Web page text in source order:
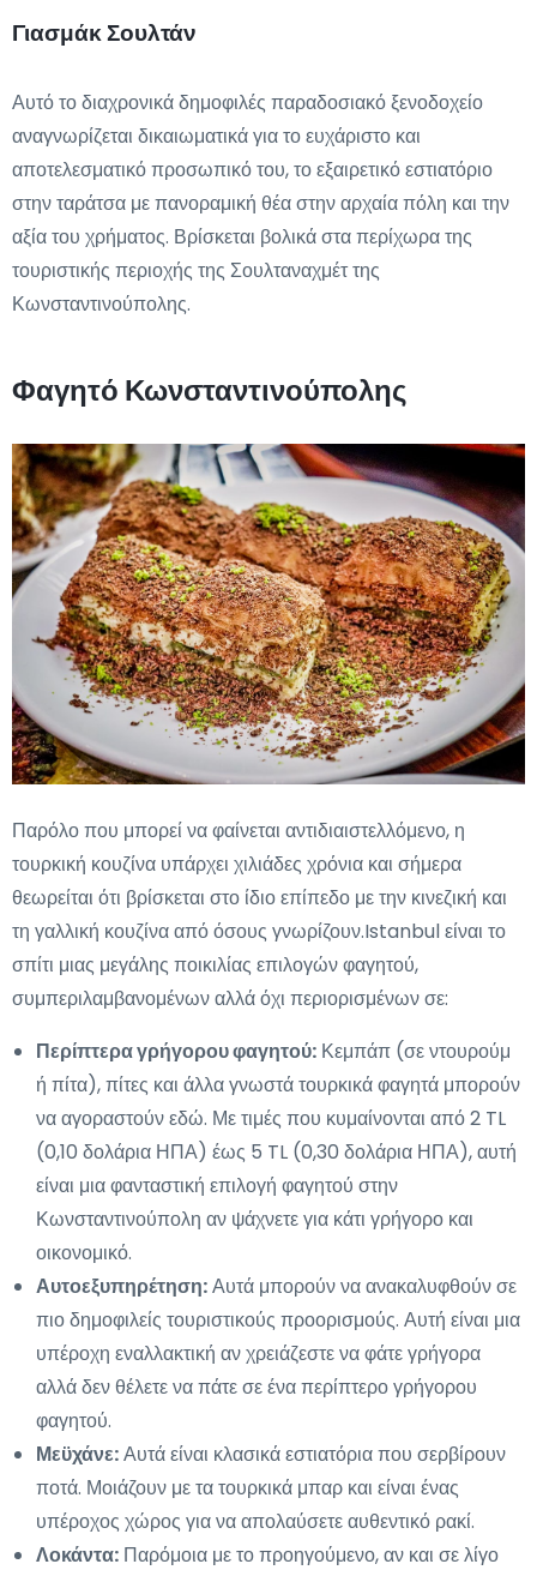
Γιασμάκ Σουλτάν
Αυτό το διαχρονικά δημοφιλές παραδοσιακό ξενοδοχείο
αναγνωρίζεται δικαιωματικά για το ευχάριστο και
αποτελεσματικό προσωπικό του, το εξαιρετικό εστιατόριο
στην ταράτσα με πανοραμική θέα στην αρχαία πόλη και την
αξία του χρήματος. Βρίσκεται βολικά στα περίχωρα της
τουριστικής περιοχής της Σουλταναχμέτ της
Κωνσταντινούπολης.
Φαγητό Κωνσταντινούπολης
Παρόλο που μπορεί να φαίνεται αντιδιαιστελλόμενο, η
τουρκική κουζίνα υπάρχει χιλιάδες χρόνια και σήμερα
θεωρείται ότι βρίσκεται στο ίδιο επίπεδο με την κινεζική και
τη γαλλική κουζίνα από όσους γνωρίζουν.Istanbul είναι το
σπίτι μιας μεγάλης ποικιλίας επιλογών φαγητού,
συμπεριλαμβανομένων αλλά όχι περιορισμένων σε:
Περίπτερα γρήγορου φαγητού: Κεμπάπ (σε ντουρούμ
ή πίτα), πίτες και άλλα γνωστά τουρκικά φαγητά μπορούν
να αγοραστούν εδώ. Με τιμές που κυμαίνονται από 2 TL
(0,10 δολάρια ΗΠΑ) έως 5 TL (0,30 δολάρια ΗΠΑ), αυτή
είναι μια φανταστική επιλογή φαγητού στην
Κωνσταντινούπολη αν ψάχνετε για κάτι γρήγορο και
οικονομικό.
Αυτοεξυπηρέτηση:Αυτά μπορούν να ανακαλυφθούν σε
πιο δημοφιλείς τουριστικούς προορισμούς. Αυτή είναι μια
υπέροχη εναλλακτική αν χρειάζεστε να φάτε γρήγορα
αλλά δεν θέλετε να πάτε σε ένα περίπτερο γρήγορου
φαγητού.
Μεϋχάνε:Αυτά είναι κλασικά εστιατόρια που σερβίρουν
ποτά. Μοιάζουν με τα τουρκικά μπαρ και είναι ένας
υπέροχος χώρος για να απολαύσετε αυθεντικό ρακί.
Λοκάντα: Παρόμοια με το προηγούμενο, αν και σε λίγο